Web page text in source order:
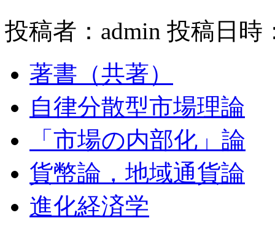
投稿者：admin 投稿日時
著書（共著）
自律分散型市場理論
「市場の内部化」論
貨幣論，地域通貨論
進化経済学